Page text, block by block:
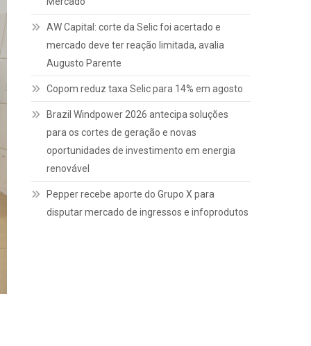
AW Capital: corte da Selic foi acertado e
mercado deve ter reação limitada, avalia
Augusto Parente
Copom reduz taxa Selic para 14% em agosto
Brazil Windpower 2026 antecipa soluções
para os cortes de geração e novas
oportunidades de investimento em energia
renovável
Pepper recebe aporte do Grupo X para
disputar mercado de ingressos e infoprodutos